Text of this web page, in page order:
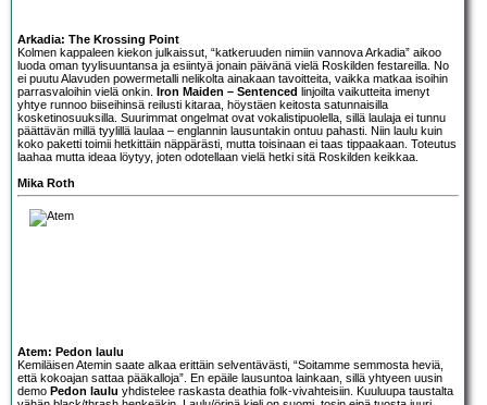
Arkadia: The Krossing Point
Kolmen kappaleen kiekon julkaissut, “katkeruuden nimiin vannovaArkadia” aikoo
luoda oman tyylisuuntansa ja esiintyä jonain päivänä vielä Roskilden festareilla. No
ei puutu Alavuden powermetalli nelikolta ainakaan tavoitteita, vaikka matkaa isoihin
parrasvaloihin vielä onkin. Iron Maiden – Sentenced linjoilta vaikutteita imenyt
yhtye runnoo biiseihinsä reilusti kitaraa, höystäen keitosta satunnaisilla
kosketinosuuksilla. Suurimmat ongelmat ovat vokalistipuolella, sillä laulaja ei tunnu
päättävän millä tyylillä laulaa – englannin lausuntakin ontuu pahasti. Niin laulu kuin
koko paketti toimii hetkittäin näppärästi, mutta toisinaan ei taas tippaakaan. Toteutus
laahaa mutta ideaa löytyy, joten odotellaan vielä hetki sitä Roskilden keikkaa.
Mika Roth
Atem: Pedon laulu
KemiläisenAtemin saate alkaa erittäin selventävästi, “Soitamme semmosta heviä,
että kokoajan sattaa pääkalloja”. En epäile lausuntoa lainkaan, sillä yhtyeen uusin
demo Pedon laulu yhdistelee raskasta deathia folk-vivahteisiin. Kuuluupa taustalta